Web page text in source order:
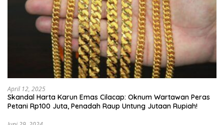
April 12, 2025
Skandal Harta Karun Emas Cilacap: Oknum Wartawan Peras
Petani Rp100 Juta, Penadah Raup Untung Jutaan Rupiah!